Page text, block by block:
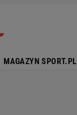
MAGAZYN SPORT.PL